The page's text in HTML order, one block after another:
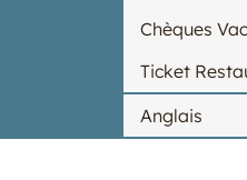
Chèques
Ticket
Anglais